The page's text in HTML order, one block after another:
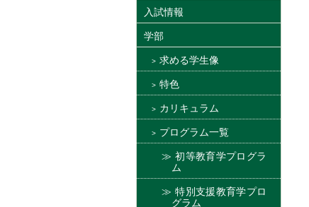
入試情報
学部
求める学生像
特色
カリキュラム
プログラム一覧
初等教育学プログラ
ム
特別支援教育学プロ
グラム